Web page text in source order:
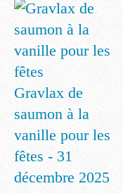
Gravlax de
saumon à la
vanille pour les
fêtes - 31
décembre 2025